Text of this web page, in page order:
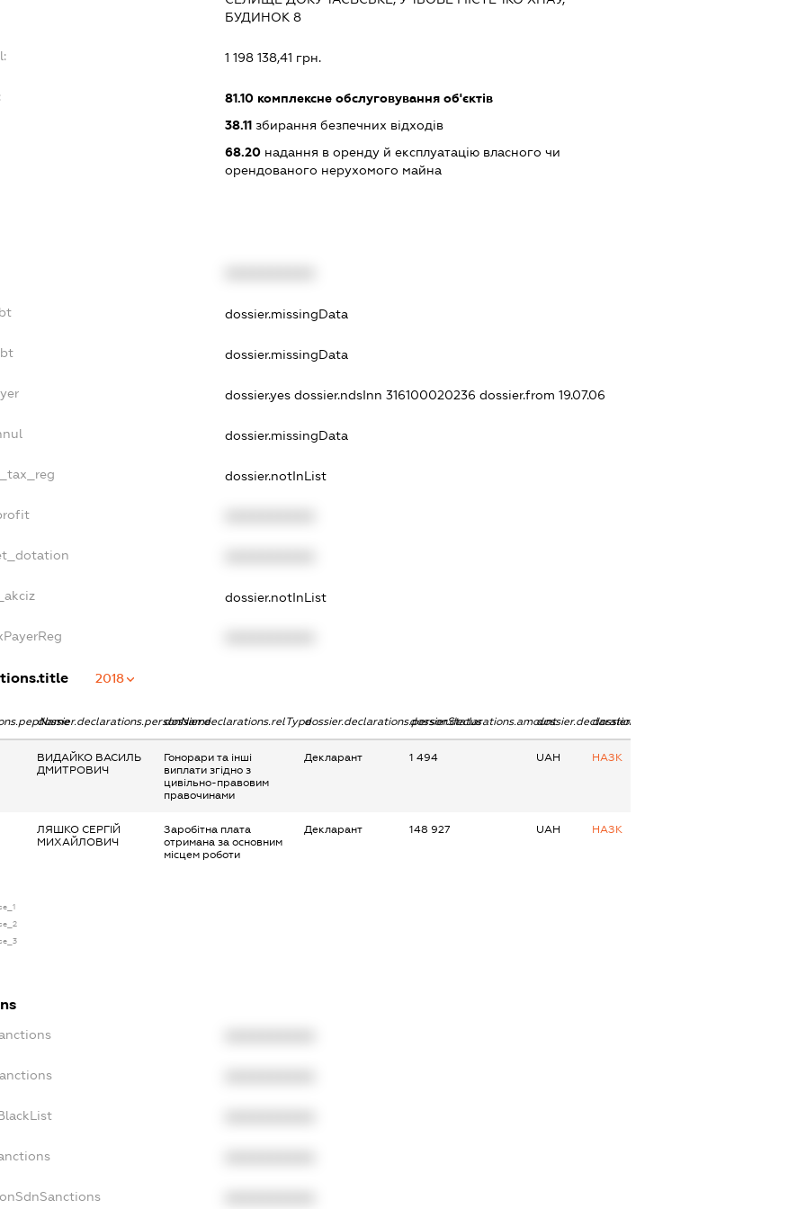
БУДИНОК 8
1 198 138,41 грн.
81.10 комплексне обслуговування об'єктів
38.11 збирання безпечних відходів
68.20 надання в оренду й експлуатацію власного чи
орендованого нерухомого майна
dossier.missingData
dossier.missingData
dossier.yesdossier.ndsInn 316100020236dossier.from 19.07.06
dossier.missingData
dossier.notInList
dossier.notInList
2018
dossier.declarations.personNamedossier.declarations.relTypedossier.declarations.personStatusdossier.declarations.amountdossier.declarations.currency
dossier.declarations.source
ВИДАЙКО ВАСИЛЬ
ДМИТРОВИЧ
Гонорари та інші
виплати згідно з
цивільно-правовим
правочинами
Декларант 1 494 UAH НАЗК
ЛЯШКО СЕРГІЙ
МИХАЙЛОВИЧ
Заробітна плата
отримана за основним
місцем роботи
Декларант 148 927 UAH НАЗК